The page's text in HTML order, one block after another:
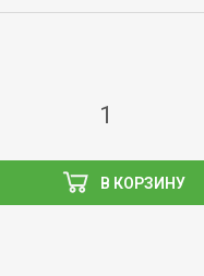
В КОРЗИНУ